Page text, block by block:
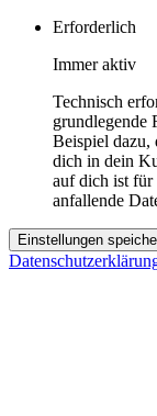
Erforderlich
Immer aktiv
Technisch
grundlegende
Beispiel dazu,
dich in dein
auf dich ist für
anfallende
Einstellungen